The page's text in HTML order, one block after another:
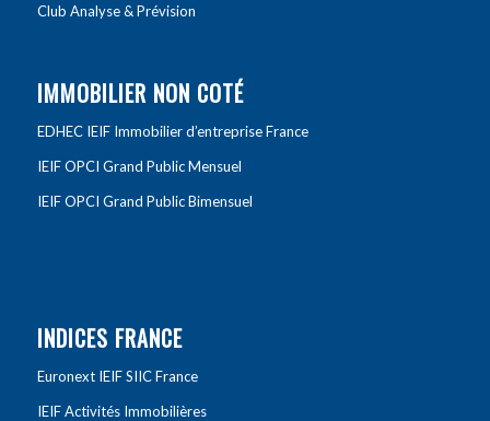
Club Analyse & Prévision
IMMOBILIER NON COTÉ
EDHEC IEIF Immobilier d’entreprise France
IEIF OPCI Grand Public Mensuel
IEIF OPCI Grand Public Bimensuel
INDICES FRANCE
Euronext IEIF SIIC France
IEIF Activités Immobilières